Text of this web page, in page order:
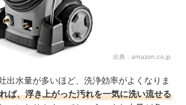
出典： amazon.co.jp
出水量が多いほど、洗浄効率がよくなりま
ば、浮き上がった汚れを一気に洗い流せる